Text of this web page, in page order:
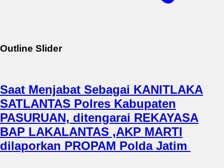
Outline Slider
Saat Menjabat Sebagai KANITLAKA
SATLANTAS Polres Kabupaten
PASURUAN, ditengarai REKAYASA
BAP LAKALANTAS ,AKP MARTI
dilaporkan PROPAM Polda Jatim